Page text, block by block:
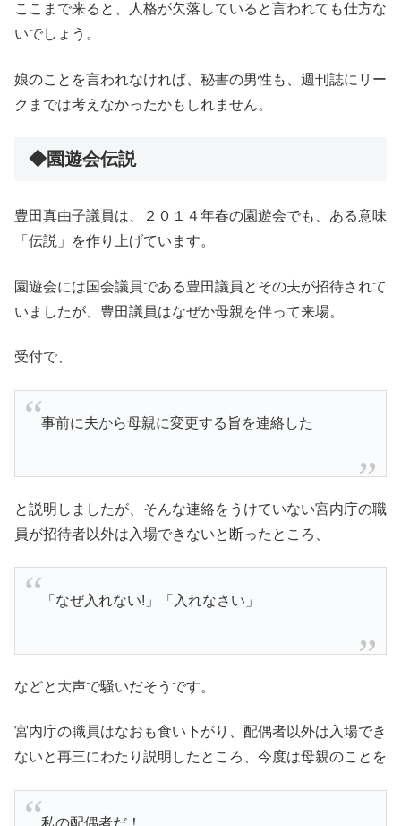
ここまで来ると、人格が欠落していると言われても仕方な
いでしょう。
娘のことを言われなければ、秘書の男性も、週刊誌にリー
クまでは考えなかったかもしれません。
◆園遊会伝説
豊田真由子議員は、２０１４年春の園遊会でも、ある意味
「伝説」を作り上げています。
園遊会には国会議員である豊田議員とその夫が招待されて
いましたが、豊田議員はなぜか母親を伴って来場。
受付で、
事前に夫から母親に変更する旨を連絡した
と説明しましたが、そんな連絡をうけていない宮内庁の職
員が招待者以外は入場できないと断ったところ、
「なぜ入れない!」「入れなさい」
などと大声で騒いだそうです。
宮内庁の職員はなおも食い下がり、配偶者以外は入場でき
ないと再三にわたり説明したところ、今度は母親のことを